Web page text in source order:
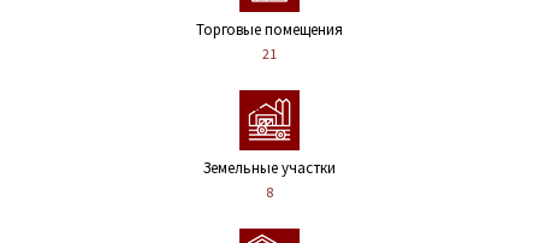
Торговые помещения
21
Земельные участки
8